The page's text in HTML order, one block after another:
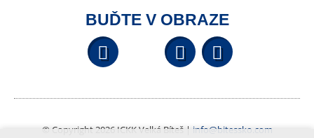
BUĎTE V OBRAZE
Facebook YouTube
© Copyright 2026 ICKK Velká Bíteš | info@bitessko.com